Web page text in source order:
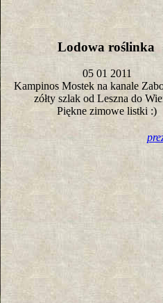
Lodowa roślinka
05 01 2011
Kampinos Mostek na kanale
zółty szlak od Leszna do
Piękne zimowe listki :)